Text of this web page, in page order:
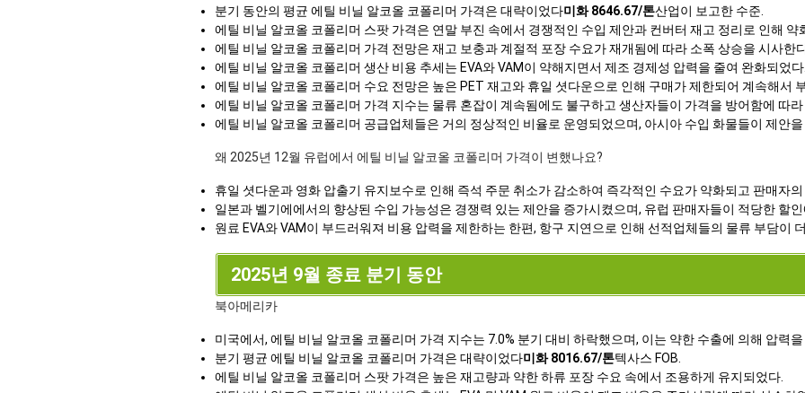
분기 동안의 평균 에틸 비닐 알코올 코폴리머 가격은 대략이었다미화 8646.67/톤산업이 보고한 수준.
에틸 비닐 알코올 코폴리머 스팟 가격은 연말 부진 속에서 경쟁적인 수입 제안과 컨버터 재고 정리로 인해 약
에틸 비닐 알코올 코폴리머 가격 전망은 재고 보충과 계절적 포장 수요가 재개됨에 따라 소폭 상승을 시사한
에틸 비닐 알코올 코폴리머 생산 비용 추세는 EVA와 VAM이 약해지면서 제조 경제성 압력을 줄여 완화되었다.
에틸 비닐 알코올 코폴리머 수요 전망은 높은 PET 재고와 휴일 셧다운으로 인해 구매가 제한되어 계속해서
에틸 비닐 알코올 코폴리머 가격 지수는 물류 혼잡이 계속됨에도 불구하고 생산자들이 가격을 방어함에 따
에틸 비닐 알코올 코폴리머 공급업체들은 거의 정상적인 비율로 운영되었으며, 아시아 수입 화물들이 제안
왜 2025년 12월 유럽에서 에틸 비닐 알코올 코폴리머 가격이 변했나요?
휴일 셧다운과 영화 압출기 유지보수로 인해 즉석 주문 취소가 감소하여 즉각적인 수요가 약화되고 판매자
일본과 벨기에에서의 향상된 수입 가능성은 경쟁력 있는 제안을 증가시켰으며, 유럽 판매자들이 적당한 할
원료 EVA와 VAM이 부드러워져 비용 압력을 제한하는 한편, 항구 지연으로 인해 선적업체들의 물류 부담이
2025년 9월 종료 분기 동안
북아메리카
미국에서, 에틸 비닐 알코올 코폴리머 가격 지수는 7.0% 분기 대비 하락했으며, 이는 약한 수출에 의해 압력을
분기 평균 에틸 비닐 알코올 코폴리머 가격은 대략이었다미화 8016.67/톤텍사스 FOB.
에틸 비닐 알코올 코폴리머 스팟 가격은 높은 재고량과 약한 하류 포장 수요 속에서 조용하게 유지되었다.